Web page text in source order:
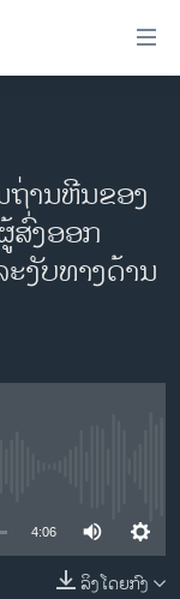
ຖ່ານຫີນຂອງ
ສົ່ງອອກ
ງັບທາງດ້ານ
4:06
ລິງໂດຍກົງ